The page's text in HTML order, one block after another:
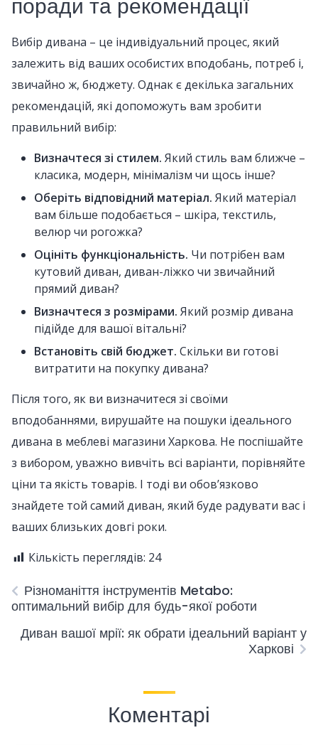
поради та рекомендації
Вибір дивана – це індивідуальний процес, який
залежить від ваших особистих вподобань, потреб і,
звичайно ж, бюджету. Однак є декілька загальних
рекомендацій, які допоможуть вам зробити
правильний вибір:
Визначтеся зі стилем. Який стиль вам ближче –
класика, модерн, мінімалізм чи щось інше?
Оберіть відповідний матеріал. Який матеріал
вам більше подобається – шкіра, текстиль,
велюр чи рогожка?
Оцініть функціональність. Чи потрібен вам
кутовий диван, диван-ліжко чи звичайний
прямий диван?
Визначтеся з розмірами. Який розмір дивана
підійде для вашої вітальні?
Встановіть свій бюджет. Скільки ви готові
витратити на покупку дивана?
Після того, як ви визначитеся зі своїми
вподобаннями, вирушайте на пошуки ідеального
дивана в меблеві магазини Харкова. Не поспішайте
з вибором, уважно вивчіть всі варіанти, порівняйте
ціни та якість товарів. І тоді ви обов’язково
знайдете той самий диван, який буде радувати вас і
ваших близьких довгі роки.
Кількість переглядів: 24
Різноманіття інструментів Metabo:
оптимальний вибір для будь-якої роботи
Диван вашої мрії: як обрати ідеальний варіант у
Харкові
Коментарі